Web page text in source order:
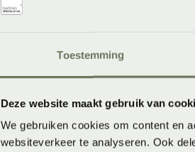
Toestemming
Deze website maakt gebruik van
We gebruiken cookies om content en
websiteverkeer te analyseren. Ook
Bij LeDorm draait
producten die lang
waarbij het ergonomische
slaapt, maar ook in de